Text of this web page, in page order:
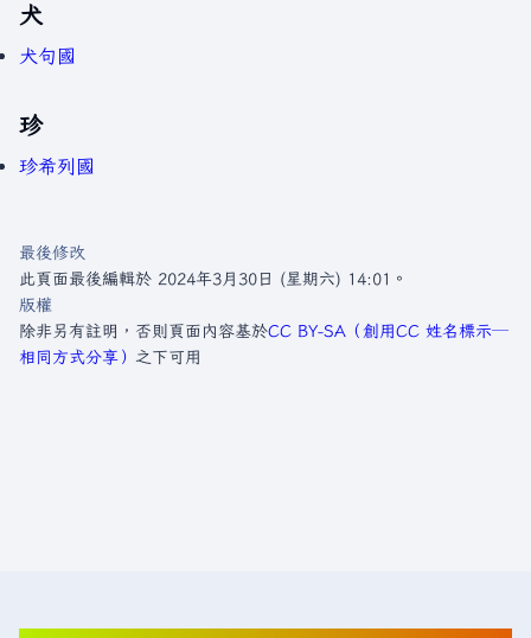
犬
犬句國
珍
珍希列國
最後修改
此頁面最後編輯於 2024年3月30日 (星期六) 14:01。
版權
除非另有註明，否則頁面內容基於CC BY-SA（創用CC 姓名標示─
相同方式分享） 之下可用